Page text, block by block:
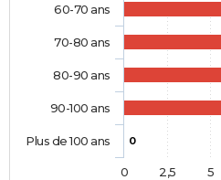
0
60-70 ans
70-80 ans
80-90 ans
90-100 ans
Plus de 100 ans
0 2,5 5